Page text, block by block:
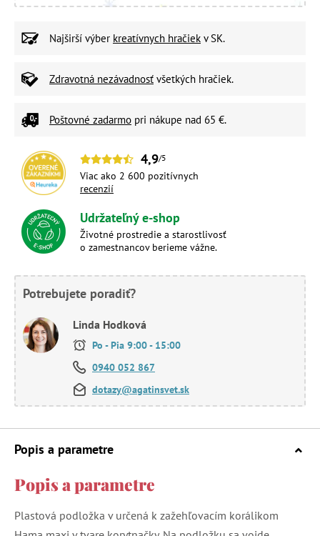
Najširší výber kreatívnych hračiek v SK.
Zdravotná nezávadnosť všetkých hračiek.
Poštovné zadarmo pri nákupe nad 65 €.
4,9/5
Viac ako 2 600 pozitívnych
recenzií
Udržateľný e-shop
Životné prostredie a starostlivosť
o zamestnancov berieme vážne.
Potrebujete poradiť?
Linda Hodková
Po - Pia 9:00 - 15:00
0940 052 867
dotazy@agatinsvet.sk
Popis a parametre
Popis a parametre
Plastová podložka v určená k zažehľovacím korálikom